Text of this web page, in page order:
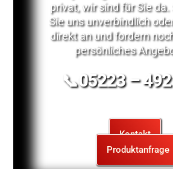
privat, wir sind für Sie da.
Sie uns unverbindlich
direkt an und fordern
persönliches
📞05223 –
Kontakt
Produktanfrage